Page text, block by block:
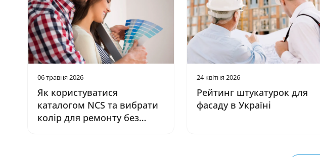
06 травня 2026
Як користуватися
каталогом NCS та вибрати
колір для ремонту без
24 квітня 2026
Рейтинг штукатурок для
фасаду в Україні